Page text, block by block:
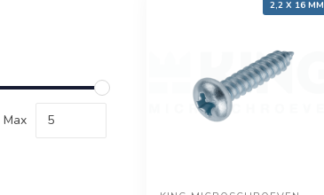
Max
2,2 X 16 MM